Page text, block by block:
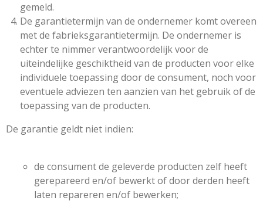
gemeld.
De garantietermijn van de ondernemer komt overeen
met de fabrieksgarantietermijn. De ondernemer is
echter te nimmer verantwoordelijk voor de
uiteindelijke geschiktheid van de producten voor elke
individuele toepassing door de consument, noch voor
eventuele adviezen ten aanzien van het gebruik of de
toepassing van de producten.
De garantie geldt niet indien:
de consument de geleverde producten zelf heeft
gerepareerd en/of bewerkt of door derden heeft
laten repareren en/of bewerken;